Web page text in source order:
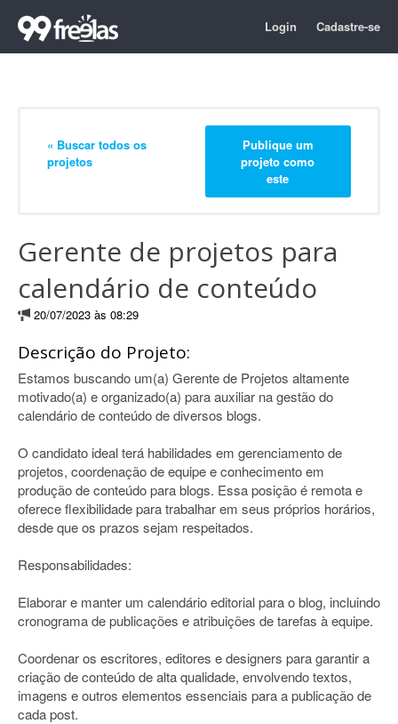
Login Cadastre-se
« Buscar todos os
projetos
Publique um
projeto como
este
Gerente de projetos para
calendário de conteúdo
20/07/2023 às 08:29
Descrição do Projeto:
Estamos buscando um(a) Gerente de Projetos altamente
motivado(a) e organizado(a) para auxiliar na gestão do
calendário de conteúdo de diversos blogs.
O candidato ideal terá habilidades em gerenciamento de
projetos, coordenação de equipe e conhecimento em
produção de conteúdo para blogs. Essa posição é remota e
oferece flexibilidade para trabalhar em seus próprios horários,
desde que os prazos sejam respeitados.
Responsabilidades:
Elaborar e manter um calendário editorial para o blog, incluindo
cronograma de publicações e atribuições de tarefas à equipe.
Coordenar os escritores, editores e designers para garantir a
criação de conteúdo de alta qualidade, envolvendo textos,
imagens e outros elementos essenciais para a publicação de
cada post.